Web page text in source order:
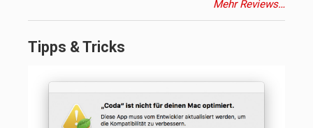
Mehr Reviews…
Tipps & Tricks